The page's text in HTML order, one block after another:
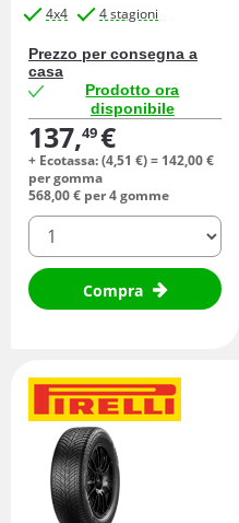
4x4 4 stagioni
Prezzo per consegna a
casa
Prodotto ora
disponibile
137,49€
+ Ecotassa: (4,51 €) = 142,00€
per gomma
568,00€ per 4 gomme
quantità
Compra